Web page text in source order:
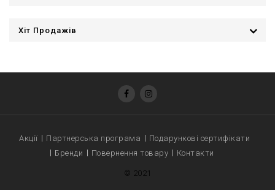
Хіт Продажів
Акції Партнерська програма
Подарункові сертифікати
Бренди
Повернення товару Контакти
© 2021